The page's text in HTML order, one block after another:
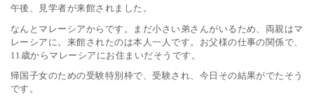
午後、見学者が来館されました。
なんとマレーシアからです。まだ小さい弟さんがいるため、両親はマ
レーシアに。来館されたのは本人一人です。お父様の仕事の関係で、
11 歳からマレーシアにお住まいだそうです。
帰国子女のための受験特別枠で、受験され、今日その結果がでたそう
です。